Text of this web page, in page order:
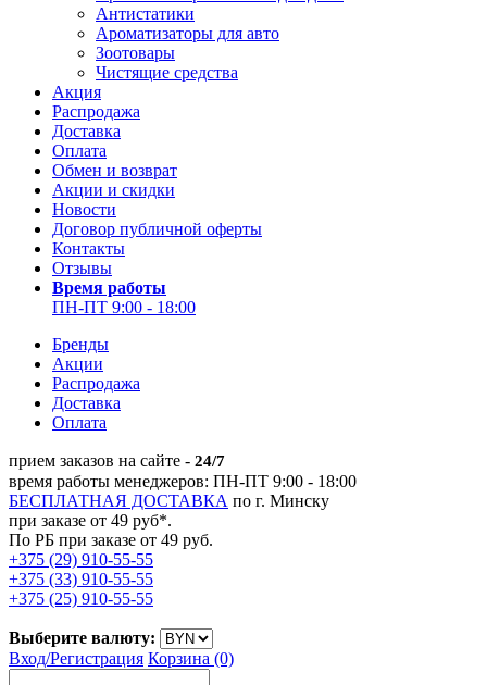
Антистатики
Ароматизаторы для авто
Зоотовары
Чистящие средства
Акция
Распродажа
Доставка
Оплата
Обмен и возврат
Акции и скидки
Новости
Договор публичной оферты
Контакты
Отзывы
Время работы
ПН-ПТ 9:00 - 18:00
Бренды
Акции
Распродажа
Доставка
Оплата
прием заказов на сайте - 24/7
время работы менеджеров: ПН-ПТ 9:00 - 18:00
БЕСПЛАТНАЯ ДОСТАВКА по г. Минску
при заказе от 49 руб*.
По РБ при заказе от 49 руб.
+375 (29) 910-55-55
+375 (33) 910-55-55
+375 (25) 910-55-55
Выберите валюту:
Вход/Регистрация Корзина (0)